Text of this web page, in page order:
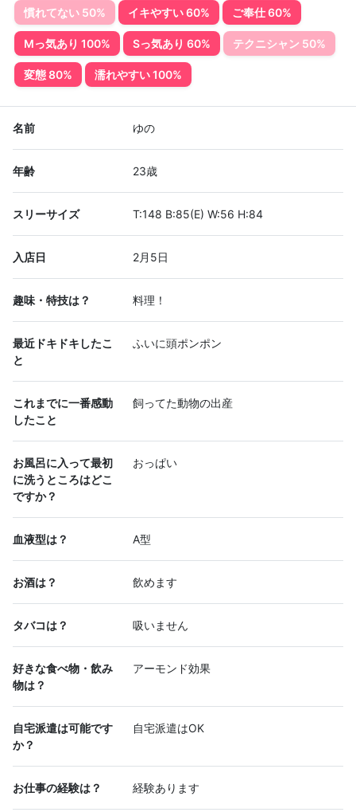
慣れてない 50% イキやすい 60% ご奉仕 60%
Mっ気あり 100% Sっ気あり 60% テクニシャン 50%
変態 80% 濡れやすい 100%
名前 ゆの
年齢 23歳
スリーサイズ T:148 B:85(E) W:56 H:84
入店日 2月5日
趣味・特技は？ 料理！
最近ドキドキしたこ
と
ふいに頭ポンポン
これまでに一番感動
したこと
飼ってた動物の出産
お風呂に入って最初
に洗うところはどこ
ですか？
おっぱい
血液型は？ A型
お酒は？ 飲めます
タバコは？ 吸いません
好きな食べ物・飲み
物は？
アーモンド効果
自宅派遣は可能です
か？
自宅派遣はOK
お仕事の経験は？ 経験あります